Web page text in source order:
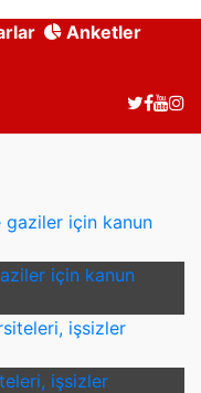
Anketler
için kanun
işsizler